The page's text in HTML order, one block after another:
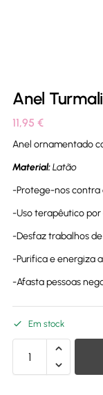
Anel
11,95 €
Anel ornamentado
Material:Latão
-Protege-nos contra
-Uso terapêutico
-Desfaz trabalhos
-Purifica e energiza
-Afasta pessoas
Em stock